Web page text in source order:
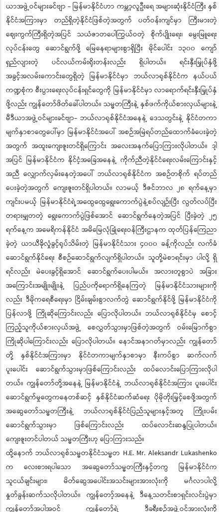
ယာအဖွဲ့ဝင်များခင်ဗျာ - မြန်မာနိုင်ငံဟာ ကမ္ဘာ့လူဦးရေ အများဆုံးနိုင်ငံကြီး နှစ်
နိုင်ငံအကြားမှာ တည်ရှိတဲ့နိုင်ငံဖြစ်တဲ့အတွက် ပတ်ဝန်းကျင်မှာ ကြီးမားတဲ့
ဈေးကွက်ကြီးရှိတဲ့အပြင် သယံဇာတပေါကြွယ်ဝတဲ့ စိုက်ပျိုးရေး၊ မွေးမြူရေး
လုပ်ငန်းတွေ ဆောင်ရွက်ဖို့ မြေနေရာများစွာရှိပြီး မိုင်ပေါင်း ၁၃၀၀ ကျော်
ရှည်လျားတဲ့ ပင်လယ်ကမ်းရိုးတန်းလည်း ရှိပါတယ်။ ရင်းနှီးမြှုပ်နှံဖို့
အခွင့်အလမ်းကောင်းတွေရှိတဲ့ မြန်မာနိုင်ငံမှာ ဘယ်လာရုစ်နိုင်ငံက နယ်ပယ်
ကဏ္ဍစုံက စီးပွားရေးလုပ်ငန်းရှင်တွေကို မြန်မာနိုင်ငံမှာ လာရောက်ရင်းနှီးမြှုပ်နှံ
ဖို့လည်း ကျွန်တော်ဖိတ်ခေါ်ပါတယ်။ သမ္မတကြီးနဲ့ နှစ်ဖက်ကိုယ်စားလှယ်များနဲ့
မီဒီယာအဖွဲ့ဝင်များခင်ဗျာ- ဘယ်လာရုစ်နိုင်ငံအနေနဲ့ ဒေသတွင်းနဲ့ နိုင်ငံတကာ
မျက်နှာစာတွေပေါ်မှာ မြန်မာနိုင်ငံအပေါ် အစဉ်အမြဲရပ်တည်ထောက်ခံပေးခဲ့တဲ့
အတွက် အထူးကျေးဇူးတင်ရှိကြောင်း အလေးအနက်ပြောကြားလိုပါတယ်။ ဒါ့
အပြင် မြန်မာနိုင်ငံက နိုင်ငံ့အခြေအနေနဲ့ ကိုက်ညီတဲ့နိုင်ငံရေးလမ်းကြောင်းနှင့်
အညီ လျှောက်လှမ်းနေတဲ့အပေါ် ဘယ်လာရုစ်နိုင်ငံက အစဉ်တစိုက် ရပ်တည်
ပေးခဲ့တဲ့အတွက် ကျေးဇူးတင်ရှိပါတယ်။ လာမယ့် ဒီဇင်ဘာလ ၂၈ ရက်နေ့မှာ
ကျင်းပမယ့် မြန်မာနိုင်ငံရဲ့အထွေထွေရွေးကောက်ပွဲနဲ့စပ်လျဉ်းပြီး လွတ်လပ်ပြီး
တရားမျှတတဲ့ ရွေးကောက်ပွဲဖြစ်အောင် ဆောင်ရွက်နေတဲ့အပြင် ပြီးခဲ့တဲ့ ၂၅
ရက်နေ့က အမေရိကန်နိုင်ငံ အမိမြေလုံခြုံရေးဝန်ကြီးဌာနက ထုတ်ပြန်ကြေညာ
ခဲ့တဲ့ ယာယီခိုလှုံခွင့်ရုပ်သိမ်းတဲ့ မြန်မာနိုင်ငံသား ၄၀၀၀ ခန့်ကိုလည်း လက်ခံ
ဆောင်ရွက်နိုင်ရေး စီစဉ်ဆောင်ရွက်လျက်ရှိပါတယ်။ သူတို့မဲစာရင်းမှာ ပါလို့ ရှိ
ရင်လည်း မဲပေးခွင့်ရှိအောင် ဆောင်ရွက်ပေးပါမယ်။ အလားတူစွာပဲ အခြား
အကြောင်းအမျိုးမျိုးနဲ့ ပြည်ပကိုရောက်ရှိနေကြတဲ့ မြန်မာနိုင်ငံသားများကို
လည်း ဒီမိုကရေစီရေးမှာ ငြိမ်းချမ်းစွာလက်တွဲ ဆောင်ရွက်နိုင်ဖို့ မြန်မာနိုင်ငံကို
ပြန်လာဖို့ ကြိုဆိုကြောင်းလည်း ပြောလိုပါတယ်။ ဘယ်လာရုစ်နိုင်ငံမှ စောင့်
ကြည့်သူကိုယ်စားလှယ်အဖွဲ့ စေလွှတ်သွားမှာဖြစ်တဲ့အတွက် ဝမ်းမြောက်စွာ
ကြိုဆိုပါကြောင်းလည်း ပြောလိုပါတယ်။ နောင်အနာဂတ်မှာလည်း ကျွန်တော်
တို့ နှစ်နိုင်ငံအကြားမှာ နိုင်ငံတကာမျက်နှာစာမှာ နီးကပ်စွာ ဆက်လက်
ပူးပေါင်း ဆောင်ရွက်သွားမှာဖြစ်ကြောင်းလည်း ထပ်လောင်းပြောကြားလိုပါ
တယ်။ ကျွန်တော်တို့အနေနဲ့ မြန်မာနိုင်ငံနဲ့ ဘယ်လာရုစ်နိုင်ငံအကြား ပူးပေါင်း
ဆောင်ရွက်မှုတွေကနေတစ်ဆင့် နှစ်နိုင်ငံဆက်ဆံရေး ပိုမိုတိုးမြှင့်စေဖို့အတွက်
အဆွေတော်သမ္မတကြီးနဲ့ ဘယ်လာရုစ်နိုင်ငံပြည်သူများနှင့်အတူ ကြိုးပမ်း
ဆောင်ရွက်သွားမှာ ဖြစ်ကြောင်းလည်း ထပ်လောင်းဆန္ဒပြုပါတယ်။
ကျေးဇူးတင်ပါတယ် သမ္မတကြီးဟု ပြောကြားသည်။
ထို့နောက် ဘယ်လာရုစ်သမ္မတနိုင်ငံသမ္မတ H.E. Mr. Aleksandr Lukashenko
က လေးစားရပါသော အဆွေတော်သမ္မတကြီးနှင့်တကွ မြန်မာနိုင်ငံက
သူငယ်ချင်းများ၊ မိတ်ဆွေအပေါင်းအသင်းများအားလုံးကို မင်္ဂလာပါလို့
နှုတ်ခွန်းဆက်သလိုပါတယ်။ ကျွန်တော့်အနေနဲ့ ဒီနေ့သတင်းစာရှင်းလင်းပွဲမှာ
ကျွန်တော်အပါအဝင် ကျွန်တော့်ရဲ့ ဒီခရီးစဉ်အဖွဲ့ဝင်အားလုံးကို